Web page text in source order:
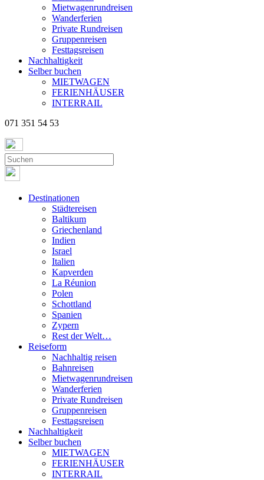
Mietwagenrundreisen
Wanderferien
Private Rundreisen
Gruppenreisen
Festtagsreisen
Nachhaltigkeit
Selber buchen
MIETWAGEN
FERIENHÄUSER
INTERRAIL
071 351 54 53
Destinationen
Städtereisen
Baltikum
Griechenland
Indien
Israel
Italien
Kapverden
La Réunion
Polen
Schottland
Spanien
Zypern
Rest der Welt…
Reiseform
Nachhaltig reisen
Bahnreisen
Mietwagenrundreisen
Wanderferien
Private Rundreisen
Gruppenreisen
Festtagsreisen
Nachhaltigkeit
Selber buchen
MIETWAGEN
FERIENHÄUSER
INTERRAIL